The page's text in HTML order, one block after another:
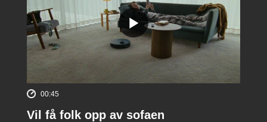
00:45
Vil få folk opp av sofaen